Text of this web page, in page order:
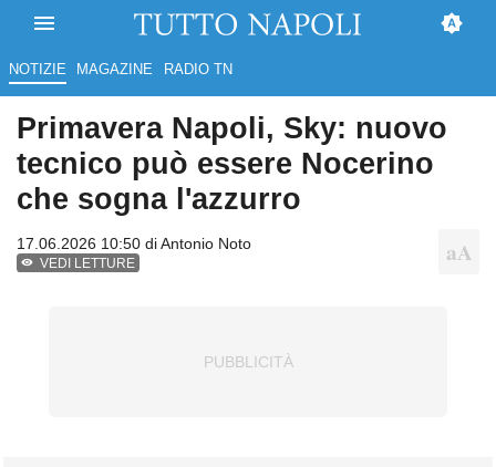
NOTIZIE MAGAZINE RADIO TN
Primavera Napoli, Sky: nuovo
tecnico può essere Nocerino
che sogna l'azzurro
17.06.2026 10:50 diAntonio Noto
VEDI LETTURE